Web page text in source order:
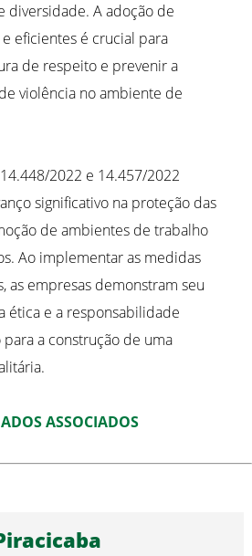
diversidade. A adoção de
eficientes é crucial para
de respeito e prevenir a
violência no ambiente de
2022 e 14.457/2022
significativo na proteção das
de ambientes de trabalho
Ao implementar as medidas
as empresas demonstram seu
ética e a responsabilidade
a construção de uma
ASSOCIADOS